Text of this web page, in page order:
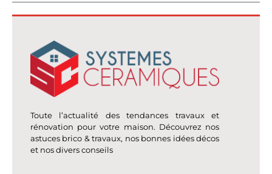
Toute l’actualité des tendances travaux et
rénovation pour votre maison. Découvrez nos
astuces brico & travaux, nos bonnes idées décos
et nos divers conseils